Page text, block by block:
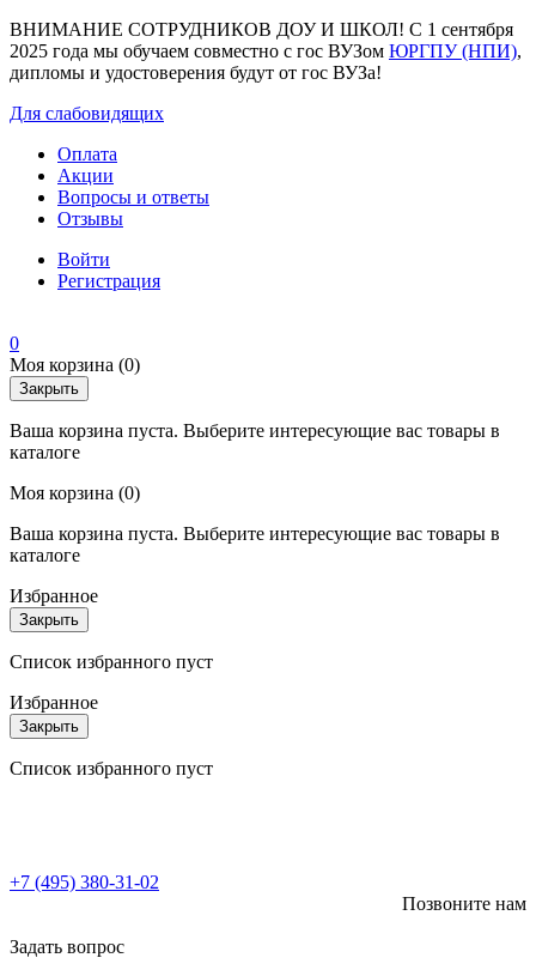
ВНИМАНИЕ СОТРУДНИКОВ ДОУ И ШКОЛ! С 1 сентября
2025 года мы обучаем совместно с гос ВУЗом ЮРГПУ (НПИ),
дипломы и удостоверения будут от гос ВУЗа!
Для слабовидящих
Оплата
Акции
Вопросы и ответы
Отзывы
Войти
Регистрация
0
Моя корзина (0)
Закрыть
Ваша корзина пуста. Выберите интересующие вас товары в
каталоге
Моя корзина (0)
Ваша корзина пуста. Выберите интересующие вас товары в
каталоге
Избранное
Закрыть
Список избранного пуст
Избранное
Закрыть
Список избранного пуст
+7 (495) 380-31-02
Позвоните нам
Задать вопрос